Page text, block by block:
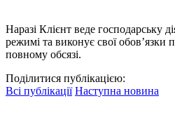
Наразі Клієнт веде господарську
режимі та виконує свої обов’язки
повному обсязі.
Поділитися публікацією:
Всі публікації Наступна новина